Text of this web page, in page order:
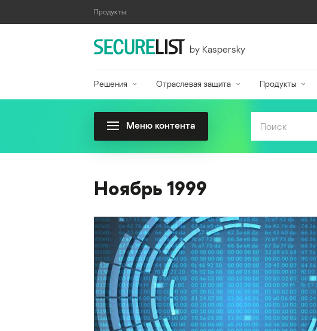
Продукты:
by Kaspersky
Решения Отраслевая защита Продукты
Меню контента
Ноябрь 1999